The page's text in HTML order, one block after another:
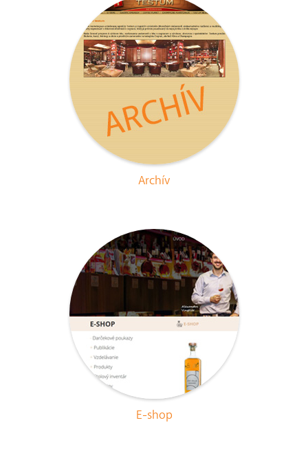
Archív
E-shop